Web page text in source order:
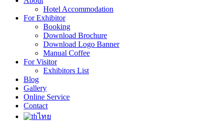
Hotel Accommodation
For Exhibitor
Booking
Download Brochure
Download Logo Banner
Manual Coffee
For Visitor
Exhibitors List
Blog
Gallery
Online Service
Contact
ไทย